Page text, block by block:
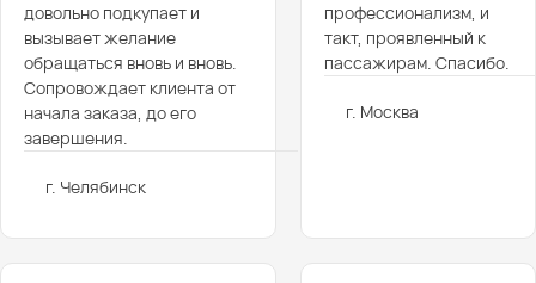
довольно подкупает и
вызывает желание
обращаться вновь и вновь.
Сопровождает клиента от
начала заказа, до его
завершения.
г. Челябинск
профессионализм, и
такт, проявленный к
пассажирам. Спасибо.
г. Москва